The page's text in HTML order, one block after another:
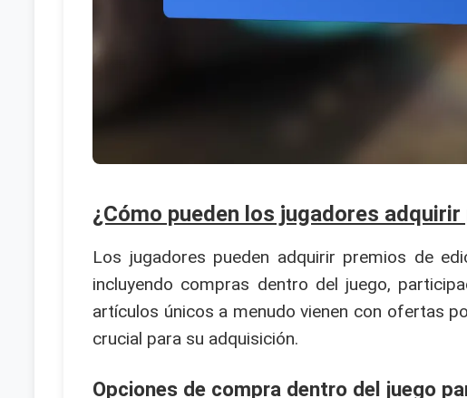
¿Cómo pueden los jugadores
Los jugadores pueden adquirir premios de
incluyendo compras dentro del juego,
artículos únicos a menudo vienen con ofertas
crucial para su adquisición.
Opciones de compra dentro del juego